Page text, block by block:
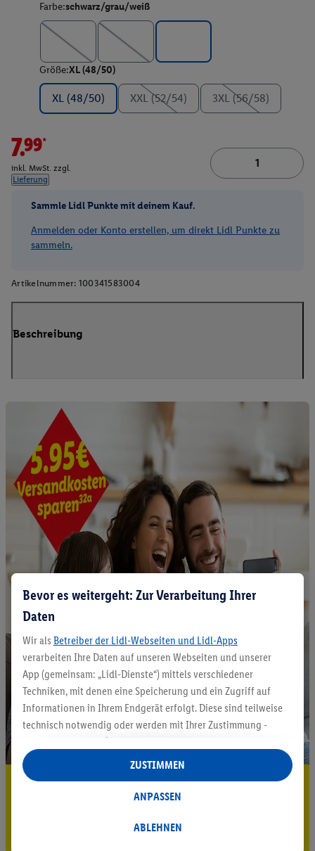
Farbe:schwarz/grau/weiß
Größe:XL (48/50)
XL (48/50) XXL (52/54) 3XL (56/58)
7.99*
inkl. MwSt. zzgl.
Lieferung
Sammle Lidl Punkte mit deinem Kauf.
Anmelden oder Konto erstellen, um direkt Lidl Punkte zu
sammeln.
Artikelnummer: 100341583004
Beschreibung
5.95 € Versand sparen³²ᵃ
Bevor es weitergeht: Zur Verarbeitung Ihrer
Daten
Wir als Betreiber der Lidl-Webseiten und Lidl-Apps
verarbeiten Ihre Daten auf unseren Webseiten und unserer
App (gemeinsam: „Lidl-Dienste“) mittels verschiedener
Techniken, mit denen eine Speicherung und ein Zugriff auf
Informationen in Ihrem Endgerät erfolgt. Diese sind teilweise
technisch notwendig oder werden mit Ihrer Zustimmung -
auch durch Partner (u.a.
Verantwortliche; im Zusammenhang mit dem IAB TCF
insgesamt
Statistik-Erstellung oder für personalisierte Werbung
Datenverarbeitungen für personalisierte Werbung werden
ABLEHNEN
ANPASSEN
ZUSTIMMEN